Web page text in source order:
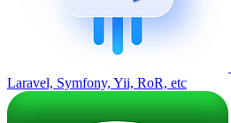
Laravel, Symfony, Yii, RoR, etc